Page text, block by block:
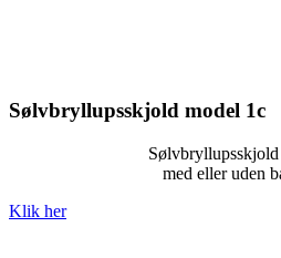
Sølvbryllupsskjold model 1c
med eller uden
Klik her